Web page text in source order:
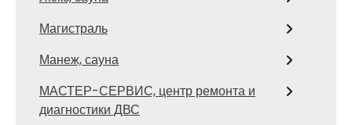
Магистраль
Манеж, сауна
МАСТЕР-СЕРВИС, центр ремонта и
диагностики ДВС